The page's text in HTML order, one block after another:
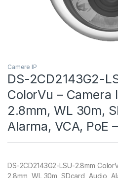
Camere IP
DS-2CD2143G2-
ColorVu – Camera
2.8mm, WL 30m,
Alarma, VCA, PoE
DS-2CD2143G2-LSU-2.8mm
2.8mm, WL 30m, SDcard, Audio,